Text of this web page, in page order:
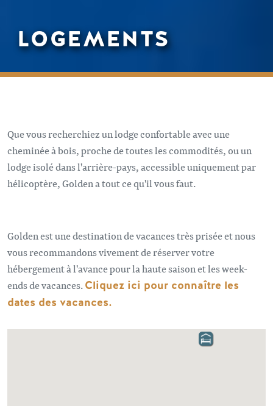
LOGEMENTS
Que vous recherchiez un lodge confortable avec une
cheminée à bois, proche de toutes les commodités, ou un
lodge isolé dans l'arrière-pays, accessible uniquement par
hélicoptère, Golden a tout ce qu'il vous faut.
Golden est une destination de vacances très prisée et nous
vous recommandons vivement de réserver votre
hébergement à l'avance pour la haute saison et les week-
ends de vacances.Cliquez ici pour connaître les
dates des vacances.